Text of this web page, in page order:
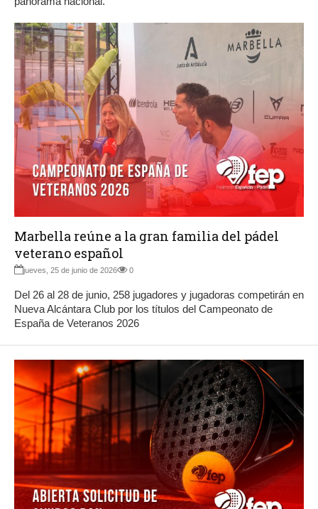
Marbella reúne a la gran familia del pádel
veterano español
jueves, 25 de junio de 2026 0
Del 26 al 28 de junio, 258 jugadores y jugadoras competirán en
Nueva Alcántara Club por los títulos del Campeonato de
España de Veteranos 2026